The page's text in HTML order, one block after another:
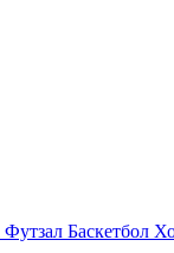
Футзал Баскетбол